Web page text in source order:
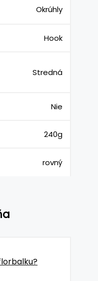
Okrúhly
Hook
Stredná
Nie
240g
rovný